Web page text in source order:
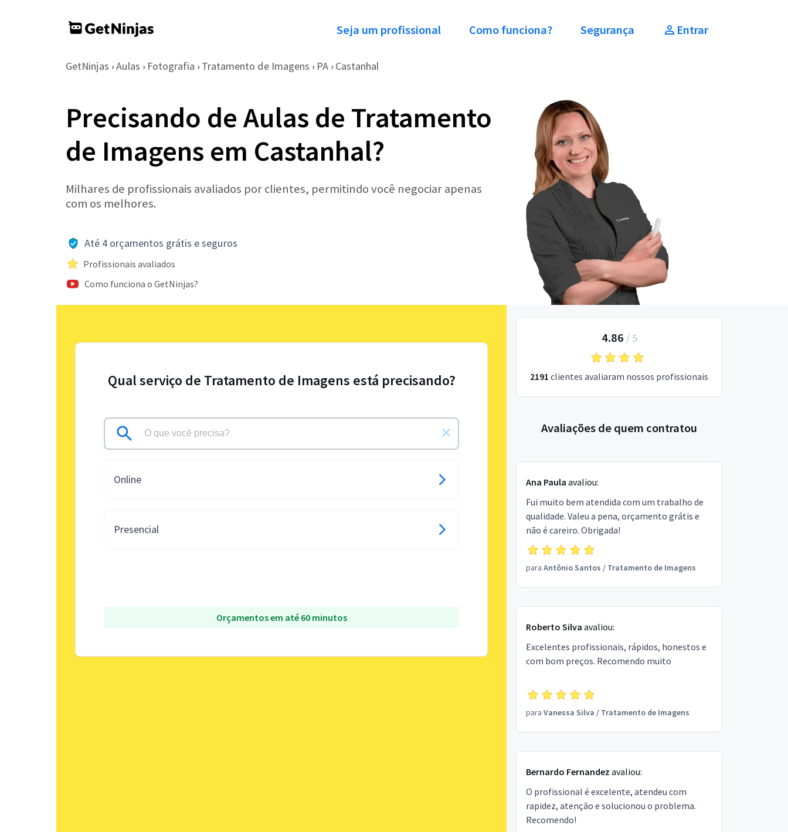
Seja um profissional Como funciona? Segurança Entrar
GetNinjas › Aulas › Fotografia › Tratamento de Imagens › PA › Castanhal
Precisando de Aulas de Tratamento
de Imagens em Castanhal?
Milhares de profissionais avaliados por clientes, permitindo você negociar apenas
com os melhores.
Até 4 orçamentos grátis e seguros
Profissionais avaliados
Como funciona o GetNinjas?
Qual serviço de Tratamento de Imagens está precisando?
Online
Presencial
Orçamentos em até 60 minutos
4.86 / 5
2191 clientes avaliaram nossos profissionais
Avaliações de quem contratou
Ana Paula avaliou:
Fui muito bem atendida com um trabalho de
qualidade. Valeu a pena, orçamento grátis e
não é careiro. Obrigada!
para Antônio Santos / Tratamento de Imagens
Roberto Silva avaliou:
Excelentes profissionais, rápidos, honestos e
com bom preços. Recomendo muito
para Vanessa Silva / Tratamento de Imagens
Bernardo Fernandez avaliou:
O profissional é excelente, atendeu com
rapidez, atenção e solucionou o problema.
Recomendo!